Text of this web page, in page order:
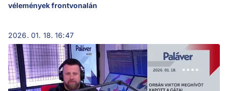
vélemények frontvonalán
2026. 01. 18. 16:47